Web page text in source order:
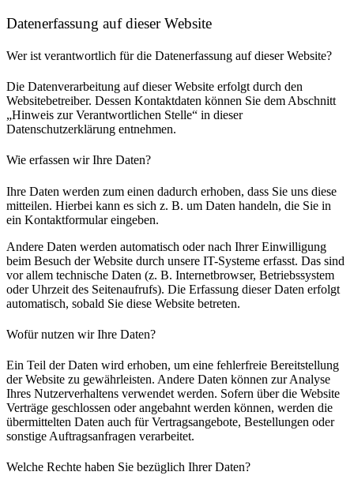
Datenerfassung auf dieser Website
Wer ist verantwortlich für die Datenerfassung auf dieser Website?
Die Datenverarbeitung auf dieser Website erfolgt durch den
Websitebetreiber. Dessen Kontaktdaten können Sie dem Abschnitt
„Hinweis zur Verantwortlichen Stelle“ in dieser
Datenschutzerklärung entnehmen.
Wie erfassen wir Ihre Daten?
Ihre Daten werden zum einen dadurch erhoben, dass Sie uns diese
mitteilen. Hierbei kann es sich z. B. um Daten handeln, die Sie in
ein Kontaktformular eingeben.
Andere Daten werden automatisch oder nach Ihrer Einwilligung
beim Besuch der Website durch unsere IT-Systeme erfasst. Das sind
vor allem technische Daten (z. B. Internetbrowser, Betriebssystem
oder Uhrzeit des Seitenaufrufs). Die Erfassung dieser Daten erfolgt
automatisch, sobald Sie diese Website betreten.
Wofür nutzen wir Ihre Daten?
Ein Teil der Daten wird erhoben, um eine fehlerfreie Bereitstellung
der Website zu gewährleisten. Andere Daten können zur Analyse
Ihres Nutzerverhaltens verwendet werden. Sofern über die Website
Verträge geschlossen oder angebahnt werden können, werden die
übermittelten Daten auch für Vertragsangebote, Bestellungen oder
sonstige Auftragsanfragen verarbeitet.
Welche Rechte haben Sie bezüglich Ihrer Daten?